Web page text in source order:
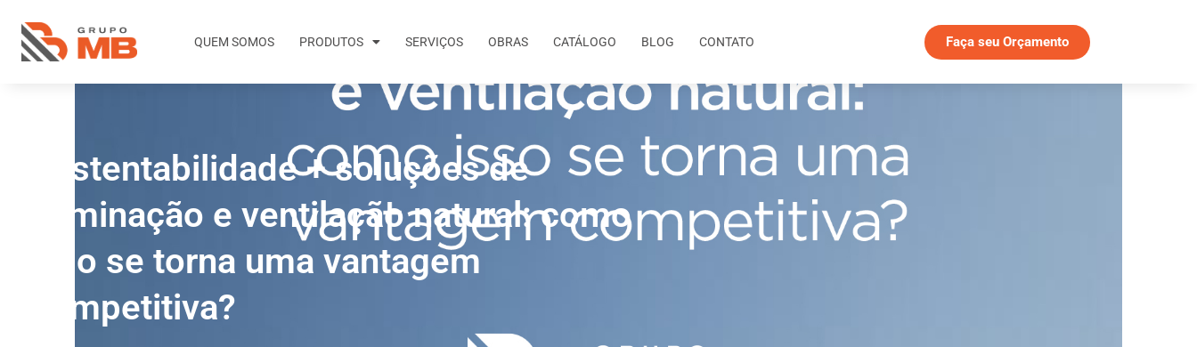
QUEM SOMOS PRODUTOS SERVIÇOS OBRAS CATÁLOGO BLOG CONTATO Faça seu Orçamento
Sustentabilidade + soluções de
iluminação e ventilação natural: como
isso se torna uma vantagem
competitiva?